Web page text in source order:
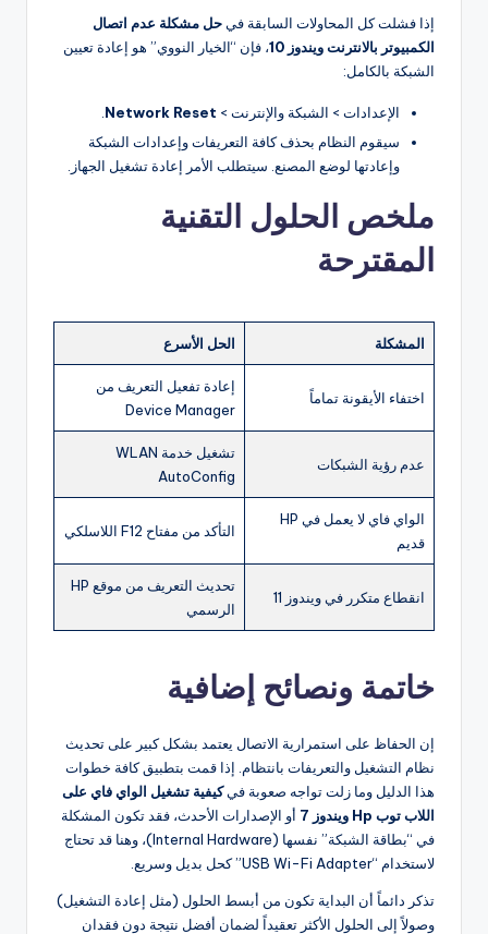
إذا فشلت كل المحاولات السابقة في حل مشكلة عدم اتصال
الكمبيوتر بالانترنت ويندوز 10
، فإن “الخيار النووي” هو إعادة تعيين
الشبكة بالكامل:
الإعدادات > الشبكة والإنترنت > Network Reset
سيقوم النظام بحذف كافة التعريفات وإعدادات الشبكة
وإعادتها لوضع المصنع. سيتطلب الأمر إعادة تشغيل الجهاز.
ملخص الحلول التقنية
المقترحة
المشكلة الحل الأسرع
اختفاء الأيقونة تماماً
إعادة تفعيل التعريف من
Device Manager
عدم رؤية الشبكات
تشغيل خدمة WLAN
AutoConfig
الواي فاي لا يعمل في HP
قديم
التأكد من مفتاح F12 اللاسلكي
انقطاع متكرر في ويندوز 11
تحديث التعريف من موقع HP
الرسمي
خاتمة ونصائح إضافية
إن الحفاظ على استمرارية الاتصال يعتمد بشكل كبير على تحديث
نظام التشغيل والتعريفات بانتظام. إذا قمت بتطبيق كافة خطوات
هذا الدليل وما زلت تواجه صعوبة فيكيفية تشغيل الواي فاي على
اللاب توب Hp ويندوز 7
أو الإصدارات الأحدث، فقد تكون المشكلة
في “بطاقة الشبكة” نفسها (Internal Hardware)، وهنا قد تحتاج
لاستخدام “USB Wi-Fi Adapter” كحل بديل وسريع.
تذكر دائماً أن البداية تكون من أبسط الحلول (مثل إعادة التشغيل)
وصولاً إلى الحلول الأكثر تعقيداً لضمان أفضل نتيجة دون فقدان